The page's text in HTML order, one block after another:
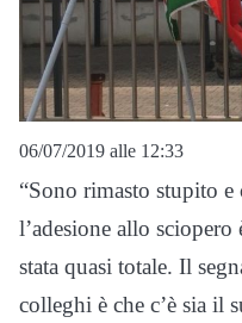
06/07/2019 alle 12:33
“Sono rimasto stupito
l’adesione allo sciopero
stata quasi totale. Il
colleghi è che c’è sia il